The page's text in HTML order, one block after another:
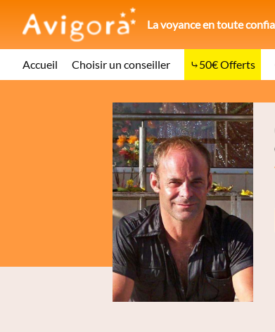
La voyance en toute
Accueil Choisir un conseiller 50€ Offerts